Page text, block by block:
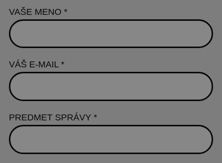
VAŠE MENO *
VÁŠ E-MAIL *
PREDMET SPRÁVY *